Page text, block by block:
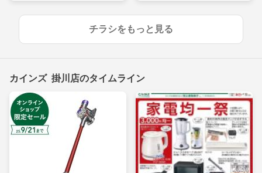
チラシをもっと見る
カインズ 掛川店のタイムライン